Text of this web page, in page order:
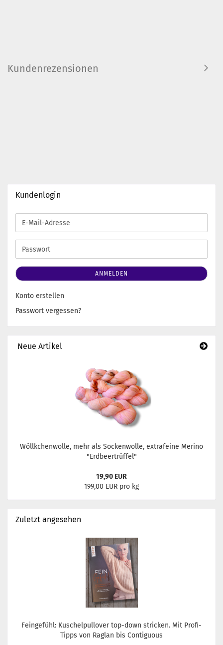
Kundenrezensionen
Kundenlogin
E-
Mail-
Adresse
Passwort
ANMELDEN
Konto erstellen
Passwort vergessen?
Neue Artikel
Wöllkchenwolle, mehr als Sockenwolle, extrafeine Merino
"Erdbeertrüffel"
19,90 EUR
199,00 EUR pro kg
Zuletzt angesehen
Feingefühl: Kuschelpullover top-down stricken. Mit Profi-
Tipps von Raglan bis Contiguous